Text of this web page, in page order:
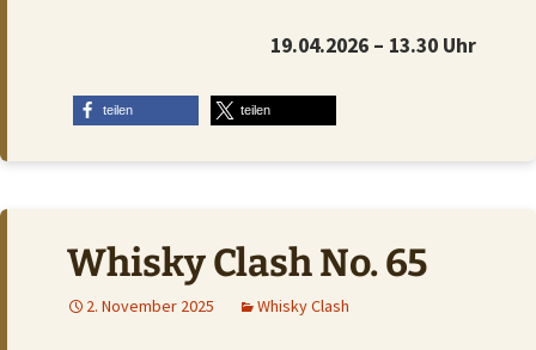
19.04.2026 – 13.30 Uhr
teilen teilen
Whisky Clash No. 65
2. November 2025 Whisky Clash